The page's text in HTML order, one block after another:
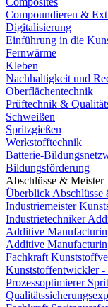
Compoundieren &
Digitalisierung
Einführung in die
Fernwärme
Kleben
Nachhaltigkeit und
Oberflächentechnik
Prüftechnik &
Schweißen
Spritzgießen
Werkstofftechnik
Batterie-
Bildungsförderung
Abschlüsse & Meister
Überblick Abschlüsse
Industriemeister
Industrietechniker
Additive
Additive
Fachkraft
Kunststoffentwickler -
Prozessoptimierer